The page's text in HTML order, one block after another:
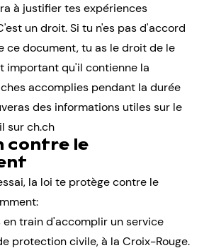
à justifier tes expériences
un droit. Si tu n'es pas d'accord
ce document, tu as le droit de le
important qu'il contienne la
accomplies pendant la durée
des informations utiles sur le
surch.ch
contre le
la loi te protège contre le
train d'accomplir un service
protection civile, à la Croix-Rouge.